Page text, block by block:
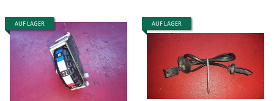
AUF LAGER AUF LAGER